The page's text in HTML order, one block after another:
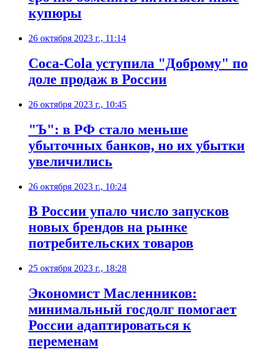
купюры
26 октября 2023 г., 11:14
Coca-Cola уступила "Доброму" по
доле продаж в России
26 октября 2023 г., 10:45
"Ъ": в РФ стало меньше
убыточных банков, но их убытки
увеличились
26 октября 2023 г., 10:24
В России упало число запусков
новых брендов на рынке
потребительских товаров
25 октября 2023 г., 18:28
Экономист Масленников:
минимальный госдолг помогает
России адаптироваться к
переменам